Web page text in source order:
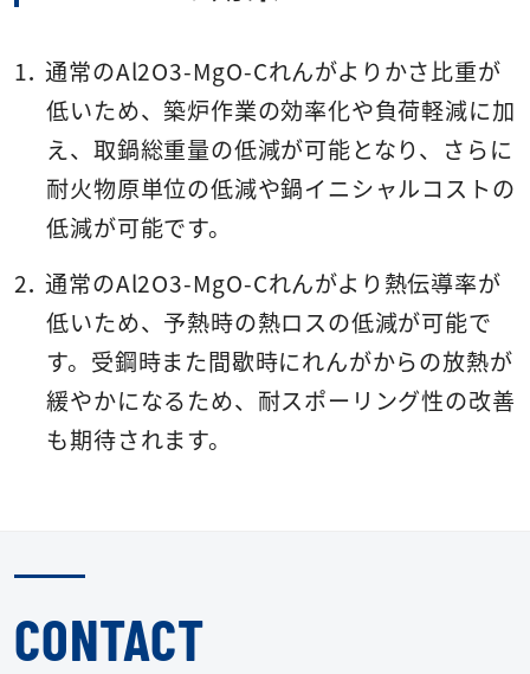
通常のAl2O3-MgO-Cれんがよりかさ比重が
低いため、築炉作業の効率化や負荷軽減に加
え、取鍋総重量の低減が可能となり、さらに
耐火物原単位の低減や鍋イニシャルコストの
低減が可能です。
通常のAl2O3-MgO-Cれんがより熱伝導率が
低いため、予熱時の熱ロスの低減が可能で
す。受鋼時また間歇時にれんがからの放熱が
緩やかになるため、耐スポーリング性の改善
も期待されます。
CONTACT